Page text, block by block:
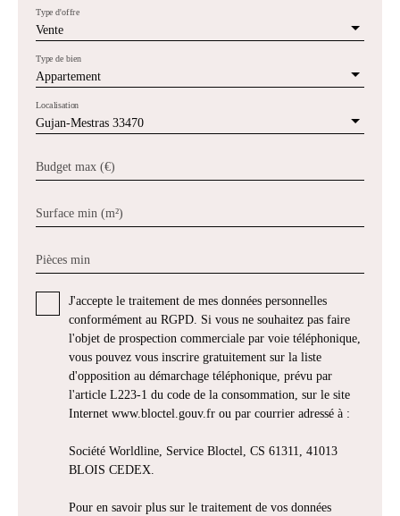
Vente
Type d'offre
Appartement
Type de bien
Gujan-Mestras 33470
Localisation
Budget max (€)
Surface min (m²)
Pièces min
J'accepte le traitement de mes données personnelles
conformément au RGPD. Si vous ne souhaitez pas faire
l'objet de prospection commerciale par voie téléphonique,
vous pouvez vous inscrire gratuitement sur la liste
d'opposition au démarchage téléphonique, prévu par
l'article L223-1 du code de la consommation, sur le site
Internet www.bloctel.gouv.fr ou par courrier adressé à :
Société Worldline, Service Bloctel, CS 61311, 41013
BLOIS CEDEX.
Pour en savoir plus sur le traitement de vos données